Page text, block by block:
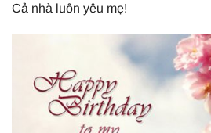
Cả nhà luôn yêu mẹ!